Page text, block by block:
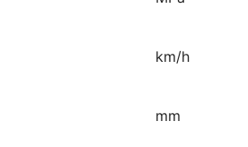
km/h
mm